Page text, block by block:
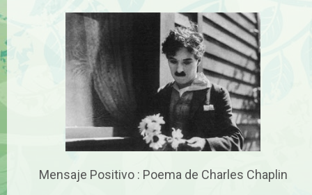
Mensaje Positivo : Poema de Charles Chaplin